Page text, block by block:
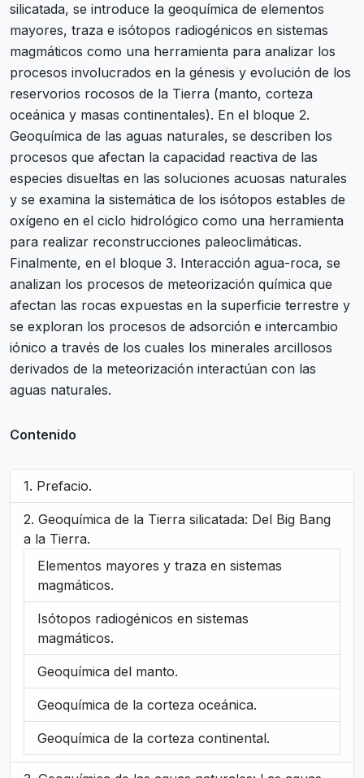
silicatada, se introduce la geoquímica de elementos
mayores, traza e isótopos radiogénicos en sistemas
magmáticos como una herramienta para analizar los
procesos involucrados en la génesis y evolución de los
reservorios rocosos de la Tierra (manto, corteza
oceánica y masas continentales). En el bloque 2.
Geoquímica de las aguas naturales, se describen los
procesos que afectan la capacidad reactiva de las
especies disueltas en las soluciones acuosas naturales
y se examina la sistemática de los isótopos estables de
oxígeno en el ciclo hidrológico como una herramienta
para realizar reconstrucciones paleoclimáticas.
Finalmente, en el bloque 3. Interacción agua-roca, se
analizan los procesos de meteorización química que
afectan las rocas expuestas en la superficie terrestre y
se exploran los procesos de adsorción e intercambio
iónico a través de los cuales los minerales arcillosos
derivados de la meteorización interactúan con las
aguas naturales.
Contenido
Prefacio.
Geoquímica de la Tierra silicatada: Del Big Bang
a la Tierra.
Elementos mayores y traza en sistemas
magmáticos.
Isótopos radiogénicos en sistemas
magmáticos.
Geoquímica del manto.
Geoquímica de la corteza oceánica.
Geoquímica de la corteza continental.